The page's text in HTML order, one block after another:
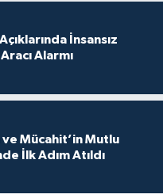
İnsansız
Alarmı
ve Mücahit’in Mutlu
İlk Adım Atıldı